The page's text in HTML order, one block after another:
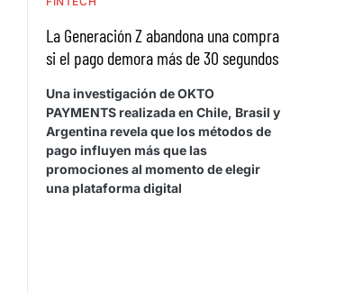
La Generación Z abandona una compra
si el pago demora más de 30 segundos
Una investigación de OKTO
PAYMENTS realizada en Chile, Brasil y
Argentina revela que los métodos de
pago influyen más que las
promociones al momento de elegir
una plataforma digital